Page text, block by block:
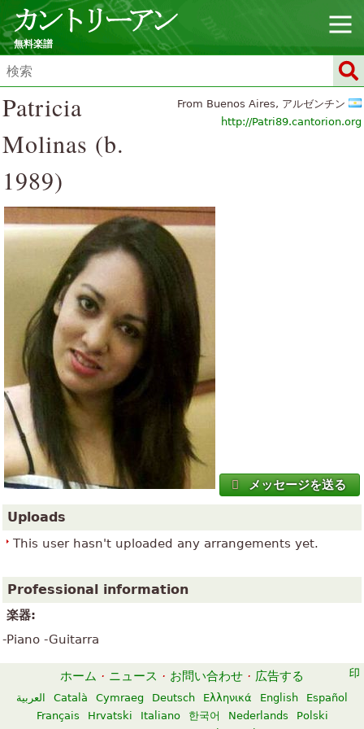
無料楽譜
From Buenos Aires, アルゼンチン
http://Patri89.cantorion.org
Patricia
Molinas (b.
1989)
メッセージを送る
Uploads
This user hasn't uploaded any arrangements yet.
Professional information
楽器:
-Piano -Guitarra
ホーム · ニュース · お問い合わせ · 広告する
العربية Català Cymraeg Deutsch Ελληνικά English
Español
Français
Hrvatski Italiano 한국어 Nederlands
Polski